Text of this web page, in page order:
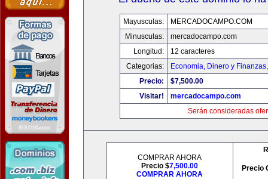
Mayusculas:
MERCADOCAMPO.COM
Minusculas:
mercadocampo.com
Longitud:
12 caracteres
Categorias:
Economia, Dinero y Finanzas
Precio:
$7,500.00
Visitar!
mercadocampo.com
Serán consideradas
COMPRAR AHORA
Precio $7,500.00
COMPRAR AHORA
Precio